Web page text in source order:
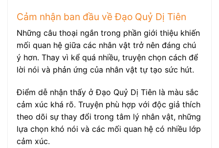
Cảm nhận ban đầu về Đạo Quỷ Dị Tiên
Những câu thoại ngắn trong phần giới thiệu khiến
mối quan hệ giữa các nhân vật trở nên đáng chú
ý hơn. Thay vì kể quá nhiều, truyện chọn cách để
lời nói và phản ứng của nhân vật tự tạo sức hút.
Điểm dễ nhận thấy ở Đạo Quỷ Dị Tiên là màu sắc
cảm xúc khá rõ. Truyện phù hợp với độc giả thích
theo dõi sự thay đổi trong tâm lý nhân vật, những
lựa chọn khó nói và các mối quan hệ có nhiều lớp
cảm xúc.